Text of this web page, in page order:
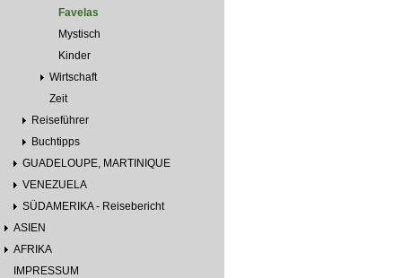
Favelas
Mystisch
Kinder
Wirtschaft
Zeit
Reiseführer
Buchtipps
GUADELOUPE, MARTINIQUE
VENEZUELA
SÜDAMERIKA - Reisebericht
ASIEN
AFRIKA
IMPRESSUM